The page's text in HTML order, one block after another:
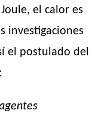
el calor es
investigaciones
el postulado del